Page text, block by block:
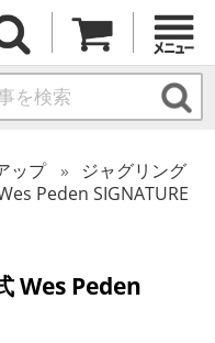
ップ
ジャグリング
Peden SIGNATURE
Wes Peden